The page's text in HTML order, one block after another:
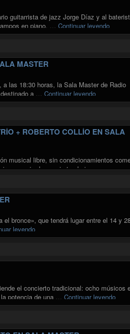
guitarrista de jazz Jorge Díaz y al
en piano, … Continuar leyendo
MASTER
las 18:30 horas, la Sala Master de Radio
destinado a … Continuar leyendo"VERSOS
+ ROBERTO COLLÍO EN SALA
musical libre, sin condicionamientos
una serie de conciertos bajo una …
TRÍO + ROBERTO COLLÍO EN
bronce», que tendrá lugar entre el 14 y
leyendo"CICLO DMUS JULIO PARA EL
el concierto tradicional: ocho músicos
potencia de una … Continuar leyendo